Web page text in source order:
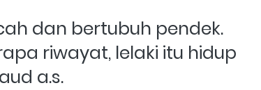
dan bertubuh pendek.
riwayat, lelaki itu hidup
a.s.